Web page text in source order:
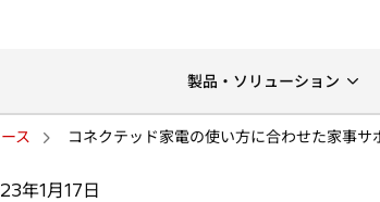
製品・ソリューション
ス コネクテッド家電の使い方に合わせた家事
年1月17日